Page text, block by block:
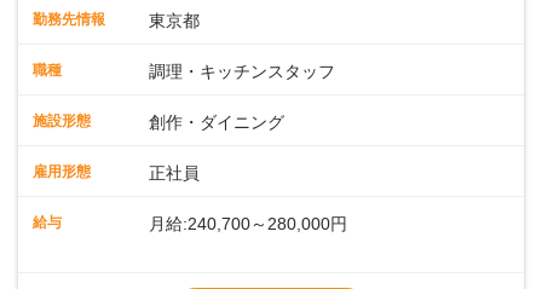
アアップのチャンスが豊富に用意されています。 【Dam
もと、クラフトビールと共に楽しめるこだわりのフィッシュ
中東、アジアなどの多国籍エッセンスを取り入れたカジュア
楽しい・美味しい瞬間をビールでつなぐことをコンセプト
ら醸造しています。私たちと一緒に、新しいスタートを切り
勤務先情報 東京都
職種 調理・キッチンスタッフ
施設形態 創作・ダイニング
雇用形態 正社員
給与 月給:240,700～280,000円